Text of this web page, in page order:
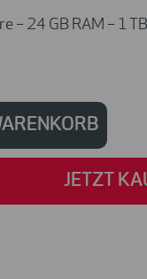
– 24 GB RAM – 1
JETZT